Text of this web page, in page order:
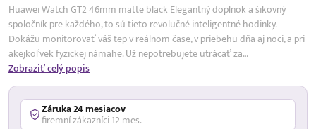
Huawei Watch GT2 46mm matte black Elegantný doplnok a šikovný
spoločník pre každého, to sú tieto revolučné inteligentné hodinky.
Dokážu monitorovať váš tep v reálnom čase, v priebehu dňa aj noci, a pri
akejkoľvek fyzickej námahe. Už nepotrebujete utrácať za…
Zobraziť celý popis
Záruka 24 mesiacov
firemní zákazníci 12 mes.